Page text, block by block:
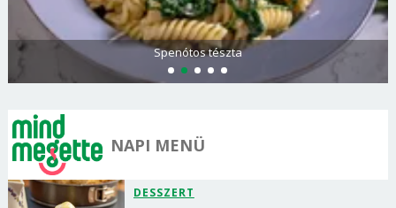
Spenótos tészta
NAPI MENÜ
DESSZERT